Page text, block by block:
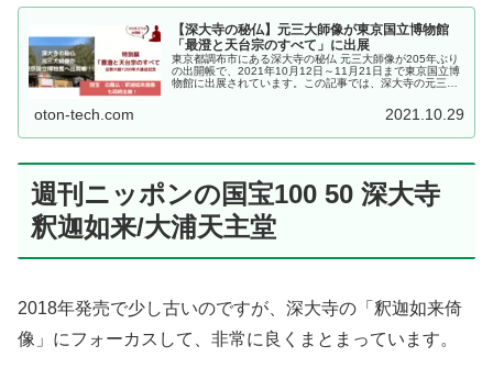
【深大寺の秘仏】元三大師像が東京国立博物館
「最澄と天台宗のすべて」に出展
東京都調布市にある深大寺の秘仏 元三大師像が205年ぶり
の出開帳で、2021年10月12日～11月21日まで東京国立博
物館に出展されています。この記事では、深大寺の元三大
oton-tech.com 2021.10.29
週刊ニッポンの国宝100 50 深大寺
釈迦如来/大浦天主堂
2018年発売で少し古いのですが、深大寺の「釈迦如来倚
像」にフォーカスして、非常に良くまとまっています。